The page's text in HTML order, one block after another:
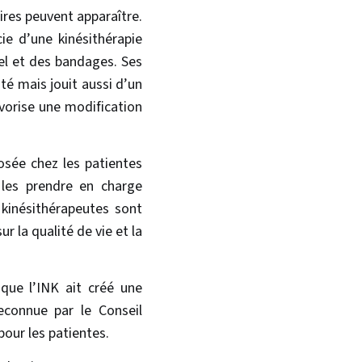
peuvent apparaître.
d’une kinésithérapie
et des bandages. Ses
mais jouit aussi d’un
une modification
chez les patientes
prendre en charge
sont
la qualité de vie et la
l’INK ait créé une
par le Conseil
les patientes.